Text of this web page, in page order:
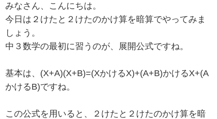
みなさん、こんにちは。
今日は２けたと２けたのかけ算を暗算でやってみま
しょう。
中３数学の最初に習うのが、展開公式ですね。
基本は、(X+A)(X+B)=(XかけるX)+(A+B)かけるX+(A
かけるB)ですね。
この公式を用いると、２けたと２けたのかけ算を暗